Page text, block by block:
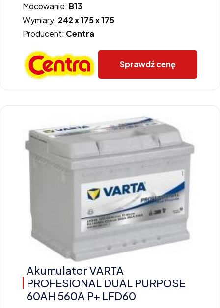
Mocowanie: B13
Wymiary: 242 x 175 x 175
Producent: Centra
Sprawdź cenę
Akumulator VARTA
PROFESIONAL DUAL PURPOSE
60AH 560A P+ LFD60